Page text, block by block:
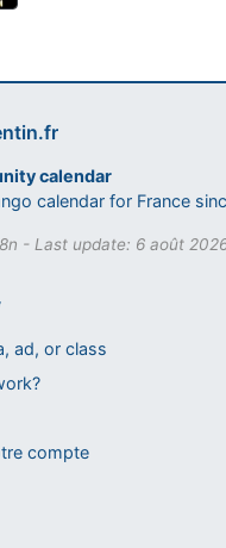
calendar
calendar for France
- Last update: 6 août
ad, or class
compte
cours et stages